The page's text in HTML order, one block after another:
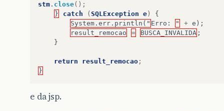
stm . close();
}
catch ( SQLException e )
{
System.err.println(" Erro : " + e );
result_remocao
= BUSCA_INVALIDA ;
}
return result_remocao ;
}
e da jsp.